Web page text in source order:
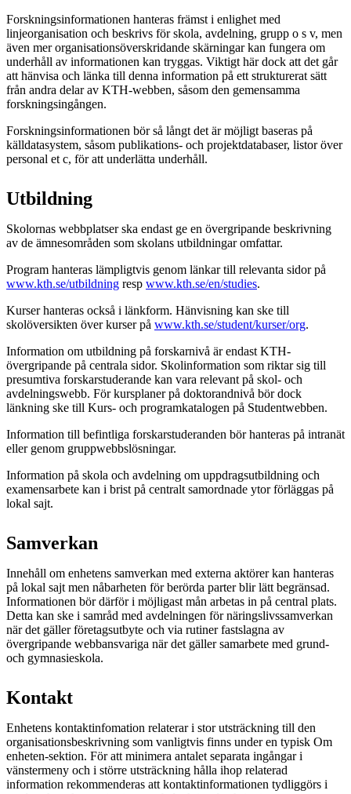
Forskningsinformationen hanteras främst i enlighet med
linjeorganisation och beskrivs för skola, avdelning, grupp o s v, men
även mer organisationsöverskridande skärningar kan fungera om
underhåll av informationen kan tryggas. Viktigt här dock att det går
att hänvisa och länka till denna information på ett strukturerat sätt
från andra delar av KTH-webben, såsom den gemensamma
forskningsingången.
Forskningsinformationen bör så långt det är möjligt baseras på
källdatasystem, såsom publikations- och projektdatabaser, listor över
personal et c, för att underlätta underhåll.
Utbildning
Skolornas webbplatser ska endast ge en övergripande beskrivning
av de ämnesområden som skolans utbildningar omfattar.
Program hanteras lämpligtvis genom länkar till relevanta sidor på
www.kth.se/utbildning resp www.kth.se/en/studies.
Kurser hanteras också i länkform. Hänvisning kan ske till
skolöversikten över kurser på www.kth.se/student/kurser/org.
Information om utbildning på forskarnivå är endast KTH-
övergripande på centrala sidor. Skolinformation som riktar sig till
presumtiva forskarstuderande kan vara relevant på skol- och
avdelningswebb. För kursplaner på doktorandnivå bör dock
länkning ske till Kurs- och programkatalogen på Studentwebben.
Information till befintliga forskarstuderanden bör hanteras på intranät
eller genom gruppwebbslösningar.
Information på skola och avdelning om uppdragsutbildning och
examensarbete kan i brist på centralt samordnade ytor förläggas på
lokal sajt.
Samverkan
Innehåll om enhetens samverkan med externa aktörer kan hanteras
på lokal sajt men nåbarheten för berörda parter blir lätt begränsad.
Informationen bör därför i möjligast mån arbetas in på central plats.
Detta kan ske i samråd med avdelningen för näringslivssamverkan
när det gäller företagsutbyte och via rutiner fastslagna av
övergripande webbansvariga när det gäller samarbete med grund-
och gymnasieskola.
Kontakt
Enhetens kontaktinfomation relaterar i stor utsträckning till den
organisationsbeskrivning som vanligtvis finns under en typisk Om
enheten-sektion. För att minimera antalet separata ingångar i
vänstermeny och i större utsträckning hålla ihop relaterad
information rekommenderas att kontaktinformationen tydliggörs i